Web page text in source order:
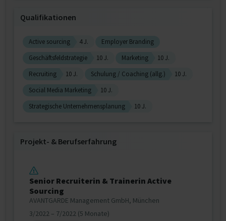
Qualifikationen
Active sourcing 4 J.
Employer Branding
Geschäftsfeldstrategie
10 J. Marketing
10 J.
Recruiting
10 J. Schulung / Coaching (allg.)
10 J.
Social Media Marketing
10 J.
Strategische Unternehmensplanung
10 J.
Projekt‐ & Berufserfahrung
Senior Recruiterin & Trainerin Active
Sourcing
AVANTGARDE Management GmbH, München
3/2022 – 7/2022 (5 Monate)